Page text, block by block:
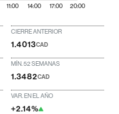
11:00 14:00 17:00 20:00
CIERRE ANTERIOR
1.4013CAD
MÍN. 52 SEMANAS
1.3482CAD
VAR. EN EL AÑO
+2.14%